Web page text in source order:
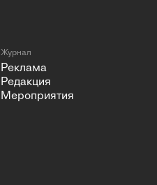
Журнал
Реклама
Редакция
Мероприятия